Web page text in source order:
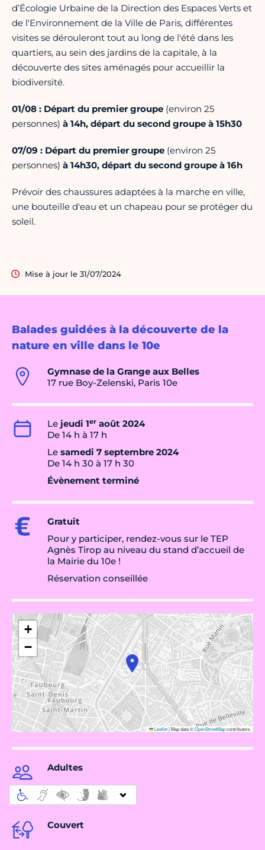
Balades guidées à la découverte de la
nature en ville dans le 10e
Gymnase de la Grange aux Belles
17 rue Boy-Zelenski, Paris 10e
Le jeudi 1er août 2024
De 14 h à 17 h
Le samedi 7 septembre 2024
De 14 h 30 à 17 h 30
Évènement terminé
Gratuit
Pour y participer, rendez-vous sur le TEP
Agnès Tirop au niveau du stand d’accueil de
la Mairie du 10e !
Réservation conseillée
+
−
Leaflet|Map data ©OpenStreetMapcontributors
Adultes
Couvert
d’Écologie Urbaine de la Direction des Espaces Verts et
de l'Environnement de la Ville de Paris, différentes
visites se dérouleront tout au long de l'été dans les
quartiers, au sein des jardins de la capitale, à la
découverte des sites aménagés pour accueillir la
biodiversité.
01/08 : Départ du premier groupe (environ 25
personnes) à 14h, départ du second groupe à 15h30
07/09 : Départ du premier groupe (environ 25
personnes) à 14h30, départ du second groupe à 16h
Prévoir des chaussures adaptées à la marche en ville,
une bouteille d'eau et un chapeau pour se protéger du
soleil.
Mise à jour le 31/07/2024